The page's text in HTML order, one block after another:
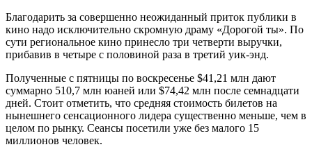
Благодарить за совершенно неожиданный приток публики в
кино надо исключительно скромную драму «Дорогой ты». По
сути региональное кино принесло три четверти выручки,
прибавив в четыре с половиной раза в третий уик-энд.
Полученные с пятницы по воскресенье $41,21 млн дают
суммарно 510,7 млн юаней или $74,42 млн после семнадцати
дней. Стоит отметить, что средняя стоимость билетов на
нынешнего сенсационного лидера существенно меньше, чем в
целом по рынку. Сеансы посетили уже без малого 15
миллионов человек.